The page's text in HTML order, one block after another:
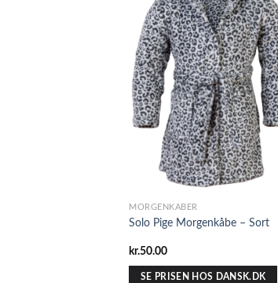
MORGENKÅBER
Solo Pige Morgenkåbe – Sort
kr.50.00
SE PRISEN HOS DANSK.DK